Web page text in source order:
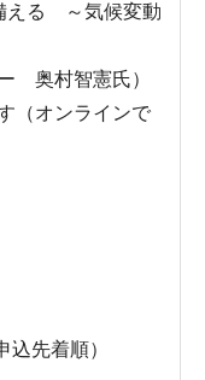
える ～気候変動
奥村智憲氏）
（オンラインで
先着順）